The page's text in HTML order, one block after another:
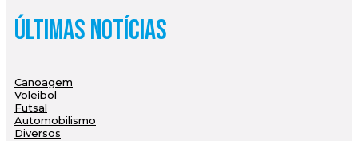
Últimas Notícias
Canoagem
Voleibol
Futsal
Automobilismo
Diversos